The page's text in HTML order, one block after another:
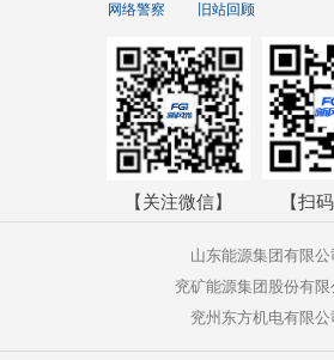
网络警察 旧站回顾
【关注微信】 【扫
山东能源集团有限公
兖矿能源集团股份有限
兖州东方机电有限公